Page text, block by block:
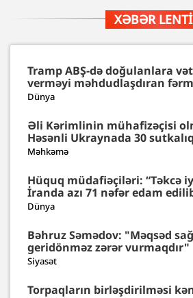
XƏBƏR LENTI
Tramp ABŞ-də doğulanlara
verməyi məhdudlaşdıran
Dünya
Əli Kərimlinin mühafizəçisi
Həsənli Ukraynada 30
Məhkəmə
Hüquq müdafiəçiləri: “Təkcə
İranda azı 71 nəfər edam
Dünya
Bəhruz Səmədov: "Məqsəd
geridönməz zərər vurmaqdır"
Siyasət
Torpaqların birləşdirilməsi